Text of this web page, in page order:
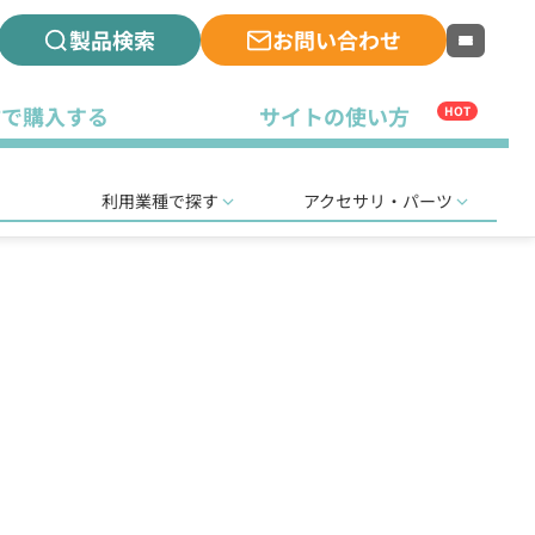
製品検索 お問い合わせ
購入する サイトの使い方 HOT
利用業種で探す アクセサリ・パーツ